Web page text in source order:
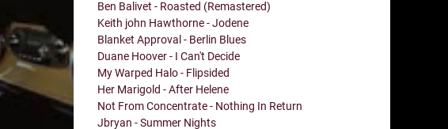
Ben Balivet - Roasted (Remastered)
Keith john Hawthorne - Jodene
Blanket Approval - Berlin Blues
Duane Hoover - I Can't Decide
My Warped Halo - Flipsided
Her Marigold - After Helene
Not From Concentrate - Nothing In Return
Jbryan - Summer Nights